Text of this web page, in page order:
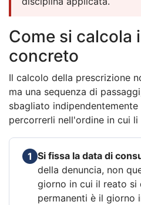
Come si calcola
concreto
Il calcolo della prescrizione
ma una sequenza di
sbagliato
percorrerli nell'ordine in cui
1 Si fissa la data di
della denuncia, non
giorno in cui il reato si
permanenti è il giorno